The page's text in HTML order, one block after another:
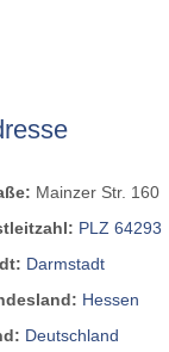
Mainzer Str. 160
PLZ 64293
Darmstadt
Hessen
Deutschland